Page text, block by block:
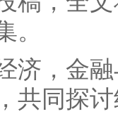
。
济，金
共同探